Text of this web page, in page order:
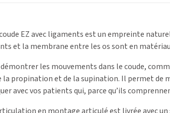
EZ avec ligaments est un empreinte
et la membrane entre les os sont en
les mouvements dans le coude,
la propination et de la supination. Il permet
avec vos patients qui, parce qu’ils